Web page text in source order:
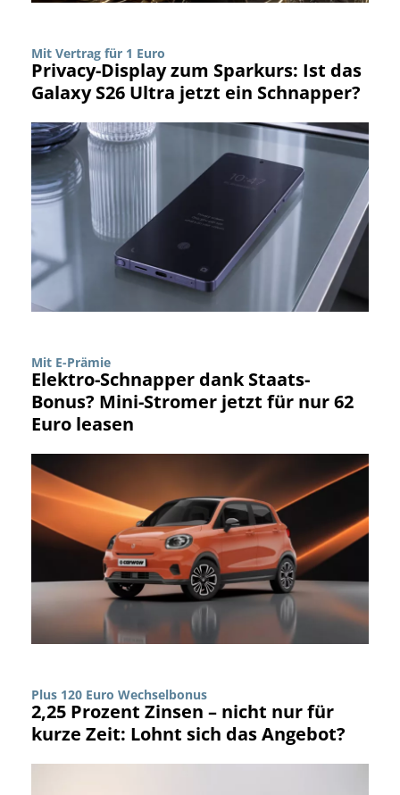
Mit Vertrag für 1 Euro
Privacy-Display zum Sparkurs: Ist das
Galaxy S26 Ultra jetzt ein Schnapper?
Mit E-Prämie
Elektro-Schnapper dank Staats-
Bonus? Mini-Stromer jetzt für nur 62
Euro leasen
Plus 120 Euro Wechselbonus
2,25 Prozent Zinsen – nicht nur für
kurze Zeit: Lohnt sich das Angebot?